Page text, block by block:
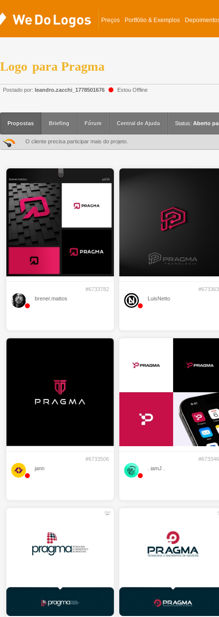
Preços Portfólio & Exemplos
Logo para Pragma
Postado por: leandro.zacchi_1778501676 Estou Offline
Propostas Briefing Fórum Central de Ajuda Status: Aberto
O cliente precisa participar mais do projeto.
#6733782
brener.mattos
LuisNetto
#6733506
jann
. iamJ .